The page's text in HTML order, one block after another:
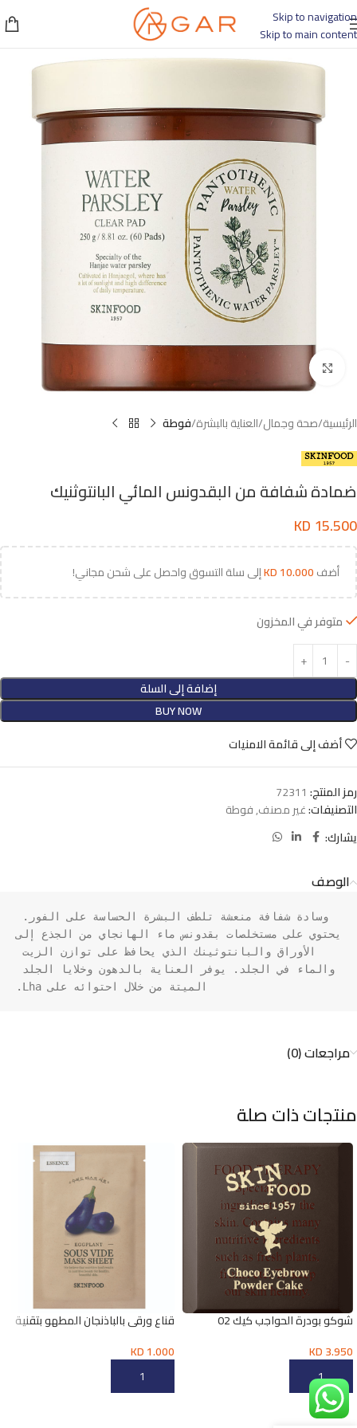
Skip to navigation
Skip to main content
اضغط للتكبير
الرئيسية صحة وجمال العناية بالبشرة فوطة
ضمادة شفافة من البقدونس المائي البانتوثنيك
KD 15.500
أضف KD10.000 إلى سلة التسوق واحصل على شحن مجاني!
متوفر في المخزون
إضافة إلى السلة
BUY NOW
أضف إلى قائمة الامنيات
رمز المنتج: 72311
التصنيفات:غير مصنف,فوطة
يشارك:
الوصف
يحتوي على مستخلصات بقدونس ماء الهانجاي من الجذع إلى
الميتة من خلال احتوائه على Lha.
مراجعات (0)
منتجات ذات صلة
شوكو بودرة الحواجب كيك 02
KD3.950
إضافة إلى السلة
قناع ورقي بالباذنجان المطهو بتقنية
KD1.000
إضافة إلى السلة